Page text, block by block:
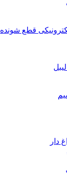
قطع شونده
دار